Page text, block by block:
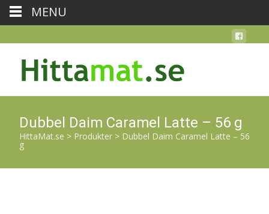
Dubbel Daim Caramel Latte – 56 g
HittaMat.se > Produkter > Dubbel Daim Caramel Latte – 56
g
MENU